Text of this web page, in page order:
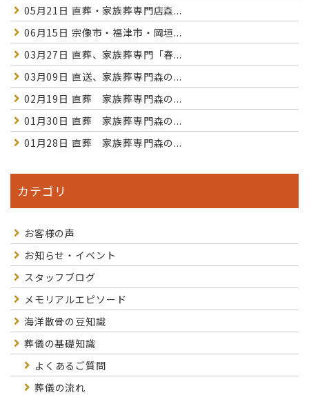
05月21日 直葬・家族葬専門店森...
06月15日 宗像市・福津市・岡垣...
03月27日 直葬、家族葬専門「春...
03月09日 直送、家族葬専門森の...
02月19日 直葬 家族葬専門森の...
01月30日 直葬 家族葬専門森の...
01月28日 直葬 家族葬専門森の...
カテゴリ
お客様の声
お知らせ・イベント
スタッフブログ
メモリアルエピソード
海洋散骨の豆知識
葬儀の基礎知識
よくあるご質問
葬儀の流れ